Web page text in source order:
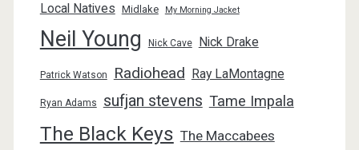
Local Natives Midlake My Morning Jacket
Neil Young Nick Cave Nick Drake
Patrick Watson Radiohead Ray LaMontagne
Ryan Adams sufjan stevens Tame Impala
The Black Keys The Maccabees